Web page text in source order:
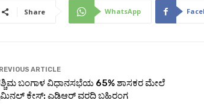
Share WhatsApp
ARTICLE
ಬಂಗಾಳ ವಿಧಾನಸಭೆಯ 65% ಶಾಸಕರ ಮೇಲೆ
ಕೇಸ್: ಎಡಿಆರ್ ವರದಿ ಬಹಿರಂಗ